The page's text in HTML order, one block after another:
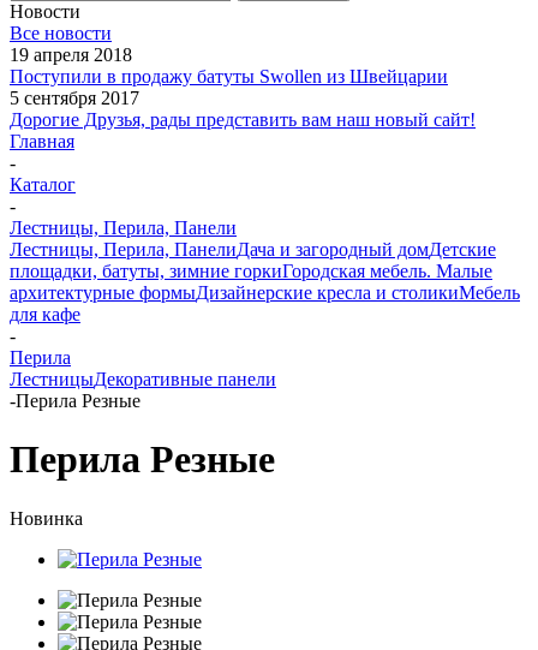
Новости
Все новости
19 апреля 2018
Поступили в продажу батуты Swollen из Швейцарии
5 сентября 2017
Дорогие Друзья, рады представить вам наш новый сайт!
Главная
-
Каталог
-
Лестницы, Перила, Панели
Лестницы, Перила, ПанелиДача и загородный домДетские
площадки, батуты, зимние горкиГородская мебель. Малые
архитектурные формыДизайнерские кресла и столикиМебель
для кафе
-
Перила
ЛестницыДекоративные панели
-Перила Резные
Перила Резные
Новинка